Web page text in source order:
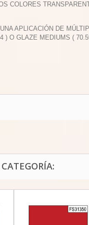
COLORES
APLICACIÓN DE
) O GLAZE MEDIUMS (